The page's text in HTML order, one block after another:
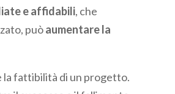
e affidabili, che
puòaumentare la
la fattibilità di un progetto.